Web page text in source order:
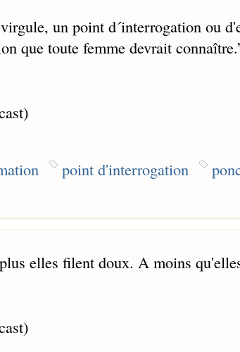
un point d´interrogation ou
que toute femme devrait connaître.
point d'interrogation
elles filent doux. A moins